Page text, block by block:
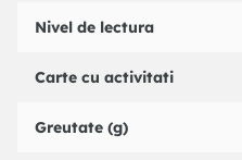
Nivel de lectura
Carte cu activitati
Greutate (g)